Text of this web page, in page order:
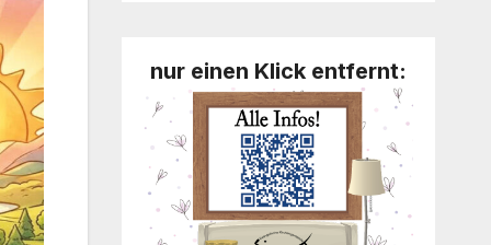
nur einen Klick entfernt: